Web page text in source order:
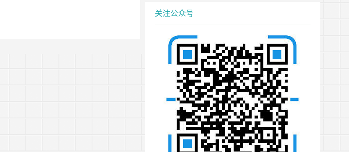
关注公众号